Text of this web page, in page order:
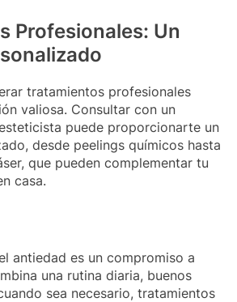
Profesionales: Un
tratamientos profesionales
valiosa. Consultar con un
puede proporcionarte un
desde peelings químicos hasta
que pueden complementar tu
casa.
antiedad es un compromiso a
una rutina diaria, buenos
sea necesario, tratamientos